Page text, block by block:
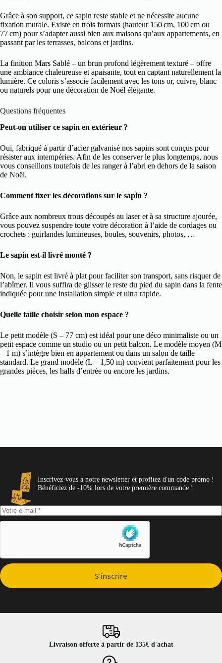
Grâce à son support, ce sapin reste stable et ne nécessite aucune
fixation murale. Existe en trois formats (hauteur 150 cm, 100 cm ou
77 cm) pour s’adapter aussi bien aux maisons qu’aux appartements, en
passant par les terrasses, balcons et jardins.
La finition Mars Sablé – un brun profond légèrement texturé – offre
une ambiance chaleureuse et apaisante, tout en captant naturellement la
lumière. Ce coloris s’associe facilement avec les tons or, cuivre, blanc
ou naturels pour une décoration de Noël élégante.
Questions fréquentes
Peut-on utiliser ce sapin en extérieur ?
Oui, fabriqué à partir d’acier galvanisé nos sapins sont conçus pour
résister aux intempéries. Afin de les conserver le plus longtemps, nous
vous conseillons toutefois de les ranger à l’abri en dehors de la saison
de Noël.
Comment fixer les décorations sur le sapin ?
Grâce aux nombreux trous découpés au laser et à sa structure ajourée,
vous pouvez suspendre toute votre décoration à l’aide de cordages ou
crochets : guirlandes lumineuses, boules, souvenirs, photos, …
Le sapin est-il livré monté ?
Non, le sapin est livré à plat pour faciliter son transport, sans risquer de
l’abîmer. Il vous suffira de glisser le reste du pied du sapin dans la fente
indiquée pour une installation simple et ultra rapide.
Quelle taille choisir selon mon espace ?
Le petit modèle (S – 77 cm) est idéal pour une déco minimaliste ou un
petit espace comme un studio ou un petit balcon. Le modèle moyen (M
– 1 m) s’intègre bien en appartement ou dans un salon de taille
standard. Le grand modèle (L – 1,50 m) convient parfaitement pour les
grandes pièces, les halls d’entrée ou encore les jardins.
Inscrivez-vous à notre newsletter et profitez d'un code promo !
Bénéficiez de -10% lors de votre première commande !
S’inscrire
Livraison offerte à partir de 135€ d'achat